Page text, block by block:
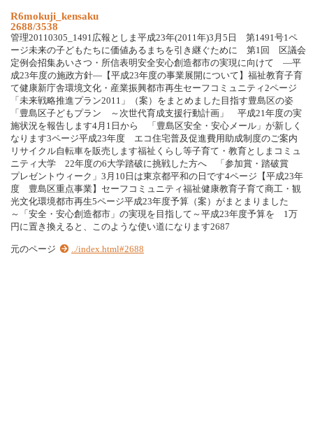
R6mokuji_kensaku
2688/3538
管理20110305_1491広報としま平成23年(2011年)3月5日 第1491号1ペ
ージ未来の子どもたちに価値あるまちを引き継ぐために 第1回 区議会
定例会招集あいさつ・所信表明安全安心創造都市の実現に向けて ―平
成23年度の施政方針―【平成23年度の事業展開について】福祉教育子育
て健康新庁舎環境文化・産業振興都市再生セーフコミュニティ2ページ
「未来戦略推進プラン2011」（案）をまとめました目指す豊島区の姿
「豊島区子どもプラン ～次世代育成支援行動計画」 平成21年度の実
施状況を報告します4月1日から 「豊島区安全・安心メール」が新しく
なります3ページ平成23年度 エコ住宅普及促進費用助成制度のご案内
リサイクル自転車を販売します福祉くらし等子育て・教育としまコミュ
ニティ大学 22年度の6大学踏破に挑戦した方へ 「参加賞・踏破賞
プレゼントウィーク」3月10日は東京都平和の日です4ページ【平成23年
度 豊島区重点事業】セーフコミュニティ福祉健康教育子育て商工・観
光文化環境都市再生5ページ平成23年度予算（案）がまとまりました
～「安全・安心創造都市」の実現を目指して～平成23年度予算を 1万
円に置き換えると、このような使い道になります2687
元のページ ../index.html#2688